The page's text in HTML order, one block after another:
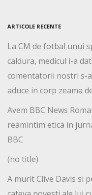
ARTICOLE RECENTE
La CM de fotbal unui
caldura, medicul i-a
comentatorii nostri s-
aduce in corp zeama
Avem BBC News
reamintim etica in
BBC
(no title)
A murit Clive Davis si